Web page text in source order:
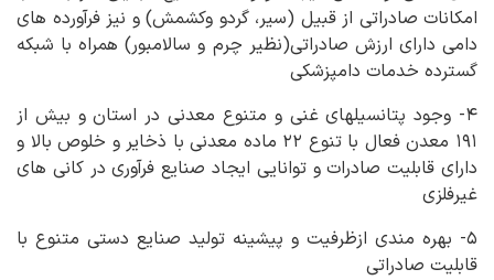
امکانات صادراتی از قبیل (سیر، گردو وکشمش) و نیز فرآورده های
دامی دارای ارزش صادراتی(نظیر چرم و سالامبور) همراه با شبکه
گسترده خدمات دامپزشکی
۴- وجود پتانسیلهای غنی و متنوع معدنی در استان و بیش از
۱۹۱ معدن فعال با تنوع ۲۲ ماده معدنی با ذخایر و خلوص بالا و
دارای قابلیت صادرات و توانایی ایجاد صنایع فرآوری در کانی های
غیرفلزی
۵- بهره مندی ازظرفیت و پیشینه تولید صنایع دستی متنوع با
قابلیت صادراتی